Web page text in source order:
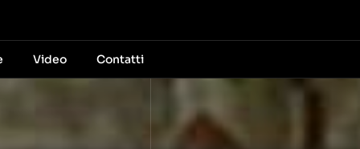
Video Contatti